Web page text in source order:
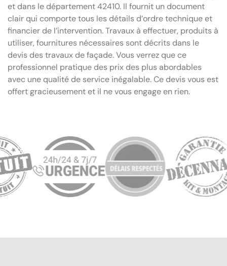
et dans le département 42410. Il fournit un document
clair qui comporte tous les détails d’ordre technique et
financier de l’intervention. Travaux à effectuer, produits à
utiliser, fournitures nécessaires sont décrits dans le
devis des travaux de façade. Vous verrez que ce
professionnel pratique des prix des plus abordables
avec une qualité de service inégalable. Ce devis vous est
offert gracieusement et il ne vous engage en rien.